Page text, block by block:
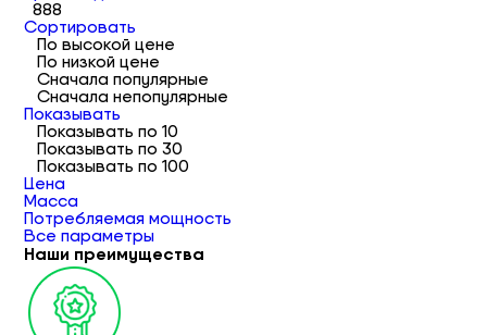
888
Сортировать
По высокой цене
По низкой цене
Сначала популярные
Сначала непопулярные
Показывать
Показывать по 10
Показывать по 30
Показывать по 100
Цена
Масса
Потребляемая мощность
Все параметры
Наши преимущества